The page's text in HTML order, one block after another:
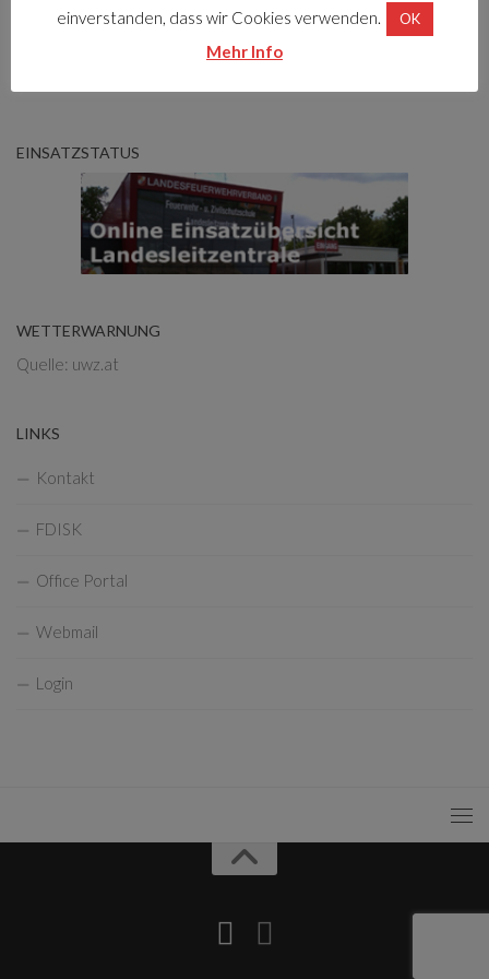
Telefon Rüsthaus:
EINSATZSTATUS
WETTERWARNUNG
Quelle: uwz.at
LINKS
Kontakt
FDISK
Office Portal
Webmail
Login
einverstanden, dass wir Cookies verwenden.
OK
Mehr Info